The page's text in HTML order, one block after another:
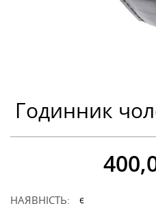
Годинник
НАЯВНІСТЬ: є